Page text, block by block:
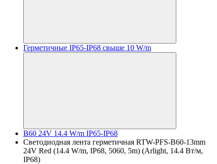
Герметичные IP65-IP68 свыше 10 W/m
B60 24V 14.4 W/m IP65-IP68
Светодиодная лента герметичная RTW-PFS-B60-13mm
24V Red (14.4 W/m, IP68, 5060, 5m) (Arlight, 14.4 Вт/м,
IP68)